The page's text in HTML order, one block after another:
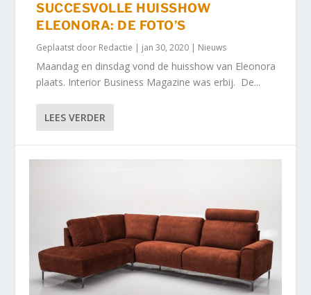
SUCCESVOLLE HUISSHOW
ELEONORA: DE FOTO’S
Geplaatst door Redactie | jan 30, 2020 | Nieuws
Maandag en dinsdag vond de huisshow van Eleonora
plaats. Interior Business Magazine was erbij. De...
LEES VERDER